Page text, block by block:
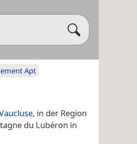
Apt
, in der Region
du Lubéron in